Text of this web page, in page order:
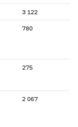
3 122
780
275
2 067